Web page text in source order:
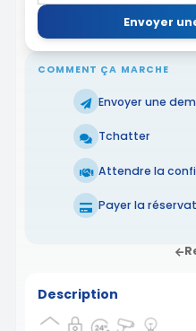
Envoyer
COMMENT ÇA MARCHE
Envoyer une
Tchatter
Attendre la
Payer la
Description